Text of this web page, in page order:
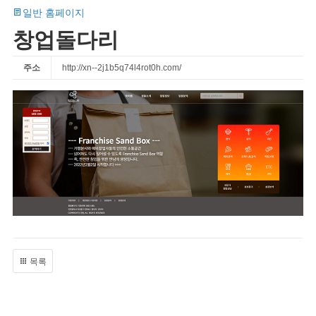
일반 홈페이지
창업돌다리
주소 http://xn--2j1b5q74l4rot0h.com/
목록